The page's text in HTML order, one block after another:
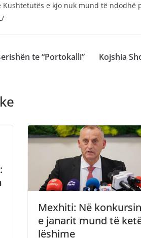
e kjo nuk mund të ndodhë
te “Portokalli”
Kojshia
Mexhiti: Në konkursin
e janarit mund të
lëshime